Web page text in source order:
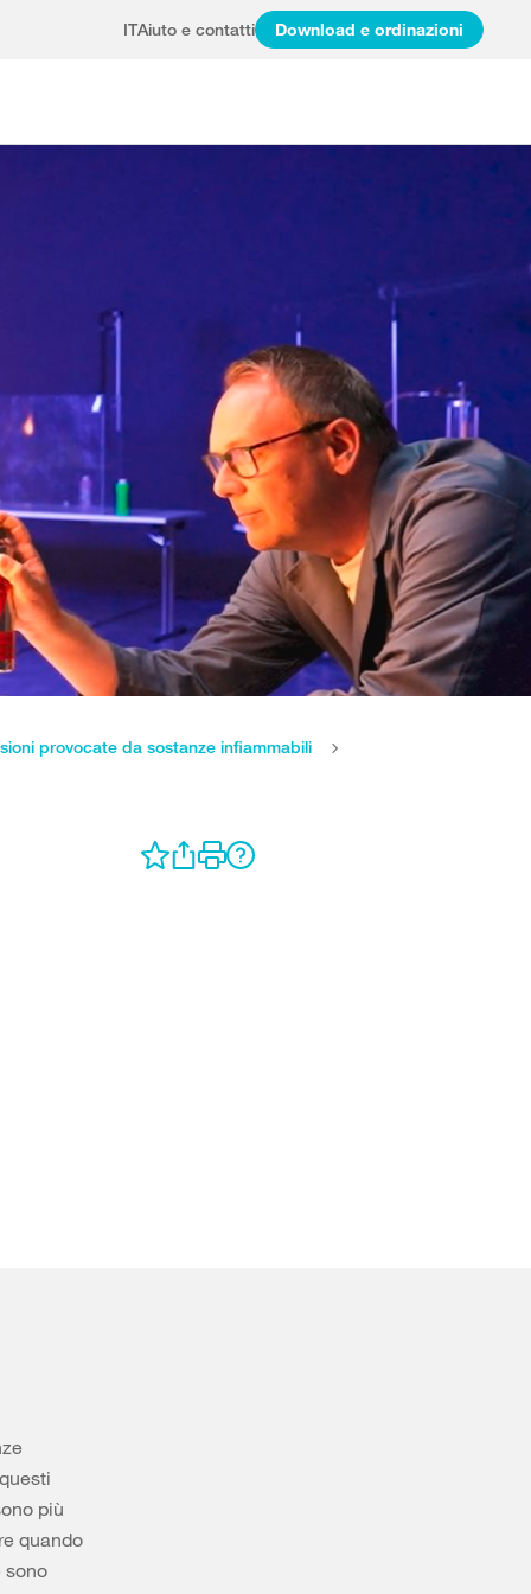
ITAiuto e contatti Download e ordinazioni
provocate da sostanze infiammabili
più
quando
sono